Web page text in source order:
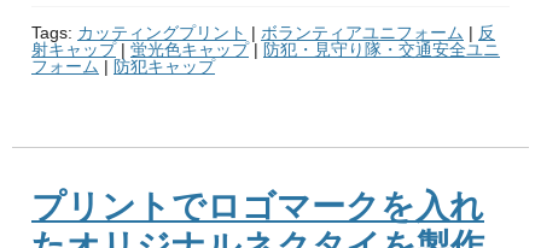
Tags: カッティングプリント | ボランティアユニフォーム | 反
射キャップ| 蛍光色キャップ| 防犯・見守り隊・交通安全ユニ
フォーム | 防犯キャップ
プリントでロゴマークを入れ